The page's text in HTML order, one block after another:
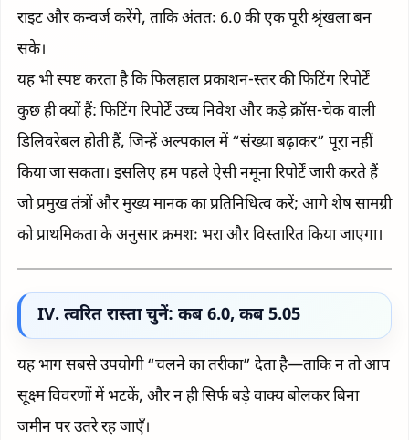
राइट और कन्वर्ज करेंगे, ताकि अंततः 6.0 की एक पूरी श्रृंखला बन
सके।
यह भी स्पष्ट करता है कि फिलहाल प्रकाशन-स्तर की फिटिंग रिपोर्टें
कुछ ही क्यों हैं: फिटिंग रिपोर्टें उच्च निवेश और कड़े क्रॉस-चेक वाली
डिलिवरेबल होती हैं, जिन्हें अल्पकाल में “संख्या बढ़ाकर” पूरा नहीं
किया जा सकता। इसलिए हम पहले ऐसी नमूना रिपोर्टें जारी करते हैं
जो प्रमुख तंत्रों और मुख्य मानक का प्रतिनिधित्व करें; आगे शेष सामग्री
को प्राथमिकता के अनुसार क्रमशः भरा और विस्तारित किया जाएगा।
IV. त्वरित रास्ता चुनें: कब 6.0, कब 5.05
यह भाग सबसे उपयोगी “चलने का तरीका” देता है—ताकि न तो आप
सूक्ष्म विवरणों में भटकें, और न ही सिर्फ बड़े वाक्य बोलकर बिना
जमीन पर उतरे रह जाएँ।